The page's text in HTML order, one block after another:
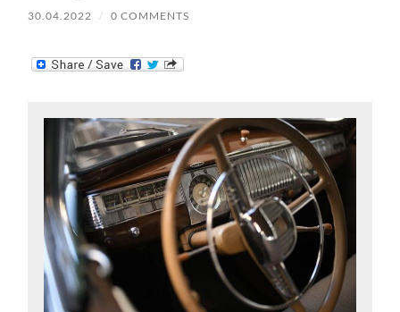
30.04.2022 / 0 COMMENTS